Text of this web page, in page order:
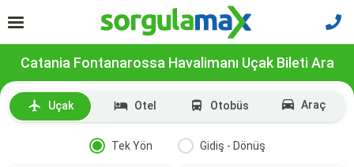
Catania Fontanarossa Havalimanı Uçak Bileti Ara
Uçak Otel Otobüs Araç
Tek Yön Gidiş - Dönüş